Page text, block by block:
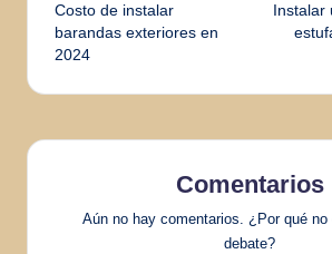
de
entradas
Costo de instalar
barandas exteriores en
2024
Comentarios
Aún no hay comentarios. ¿Por qué no
debate?